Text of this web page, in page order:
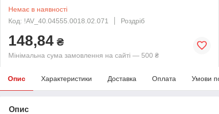
Немає в наявності
Код: !AV_40.04555.0018.02.071
Роздріб
148,84 ₴
Мінімальна сума замовлення на сайті — 500 ₴
Опис Характеристики Доставка Оплата Умови
Опис